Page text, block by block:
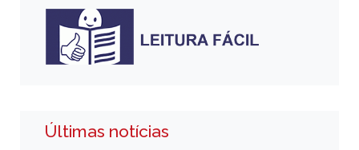
Últimas notícias